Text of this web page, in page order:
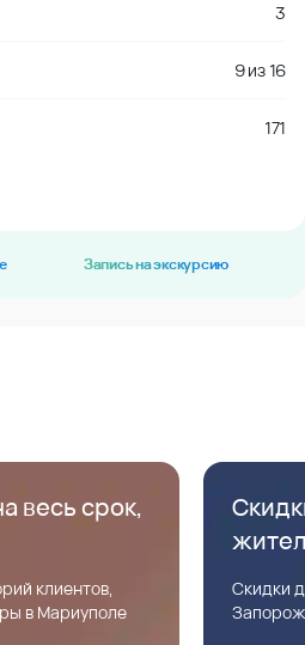
3
9из16
171
Запись на экскурсию
весь срок,
клиентов,
в Мариуполе
Скидки